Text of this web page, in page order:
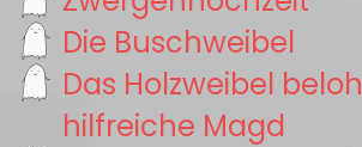
Die Buschweibel
Das Holzweibel
hilfreiche Magd